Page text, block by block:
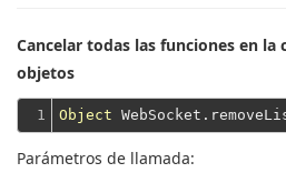
Cancelar todas las funciones en
objetos
1 Object
Parámetros de llamada: